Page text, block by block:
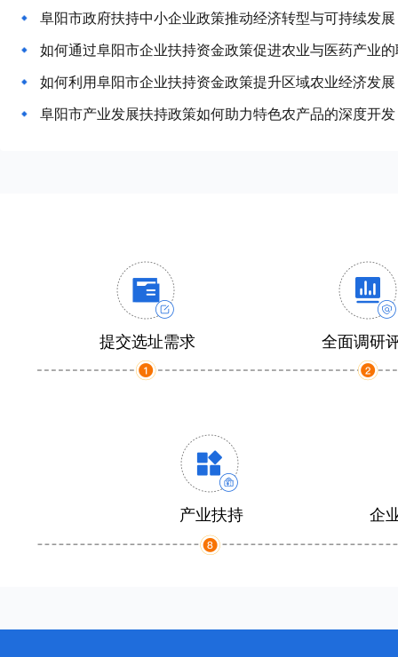
阜阳市政府扶持中小企业政策推动经济转型与可持续发展
如何通过阜阳市企业扶持资金政策促进农业与医药产业
如何利用阜阳市企业扶持资金政策提升区域农业经济发
阜阳市产业发展扶持政策如何助力特色农产品的深度开
提交选址需求 全面调研
产业扶持 企